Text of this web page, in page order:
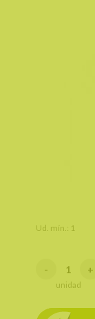
Ud. mín.: 1
- +
unidad